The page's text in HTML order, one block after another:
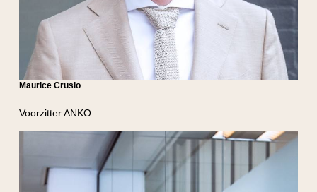
Voorzitter ANKO
Maurice Crusio